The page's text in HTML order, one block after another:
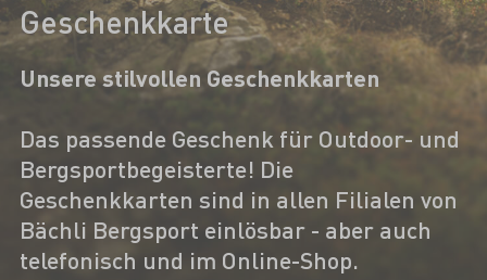
Geschenkkarte
Unsere stilvollen Geschenkkarten
Das passende Geschenk für Outdoor- und
Bergsportbegeisterte! Die
Geschenkkarten sind in allen Filialen von
Bächli Bergsport einlösbar - aber auch
telefonisch und im Online-Shop.